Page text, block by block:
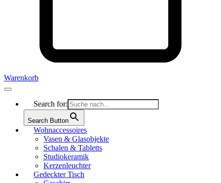
Warenkorb
Search for:
Search Button
Wohnaccessoires
Vasen & Glasobjekte
Schalen & Tabletts
Studiokeramik
Kerzenleuchter
Gedeckter Tisch